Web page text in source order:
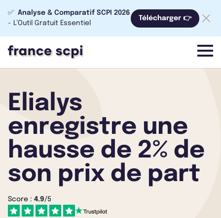
✅ Analyse & Comparatif SCPI 2026
- L’Outil Gratuit Essentiel
Télécharger 👉
menu
Elialys
enregistre une
hausse de 2% de
son prix de part
Score : 4.9/5